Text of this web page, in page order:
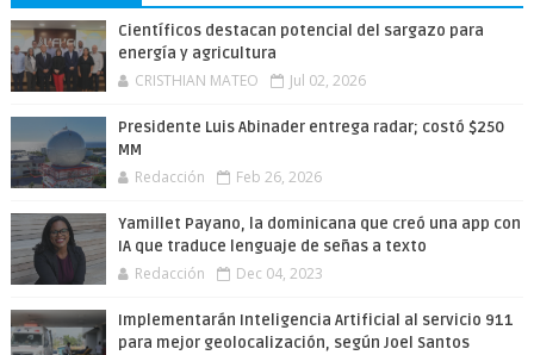
Científicos destacan potencial del sargazo para
energía y agricultura
CRISTHIAN MATEO Jul 02, 2026
Presidente Luis Abinader entrega radar; costó $250
MM
Redacción Feb 26, 2026
Yamillet Payano, la dominicana que creó una app con
IA que traduce lenguaje de señas a texto
Redacción Dec 04, 2023
Implementarán Inteligencia Artificial al servicio 911
para mejor geolocalización, según Joel Santos